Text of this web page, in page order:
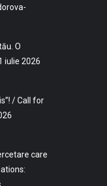
O
iulie 2026
/ Call for
care